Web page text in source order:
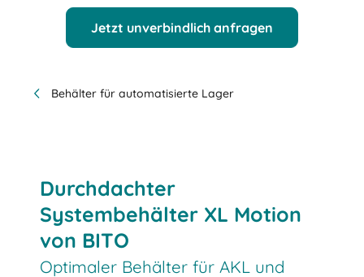
Jetzt unverbindlich anfragen
Behälter für automatisierte Lager
Durchdachter
Systembehälter XL Motion
von BITO
Optimaler Behälter für AKL und